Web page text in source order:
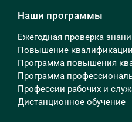
Наши программы
Ежегодная проверка
Повышение
Программа повышения
Программа
Профессии рабочих и
Дистанционное обучение